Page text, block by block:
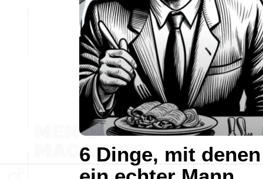
6 Dinge, mit denen